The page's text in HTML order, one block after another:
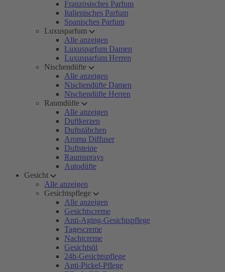
Französisches Parfum
Italienisches Parfum
Spanisches Parfum
Luxusparfum
Alle anzeigen
Luxusparfum Damen
Luxusparfum Herren
Nischendüfte
Alle anzeigen
Nischendüfte Damen
Nischendüfte Herren
Raumdüfte
Alle anzeigen
Duftkerzen
Duftstäbchen
Aroma Diffuser
Duftsteine
Raumsprays
Autodüfte
Gesicht
Alle anzeigen
Gesichtspflege
Alle anzeigen
Gesichtscreme
Anti-Aging-Gesichtspflege
Tagescreme
Nachtcreme
Gesichtsöl
24h-Gesichtspflege
Anti-Pickel-Pflege